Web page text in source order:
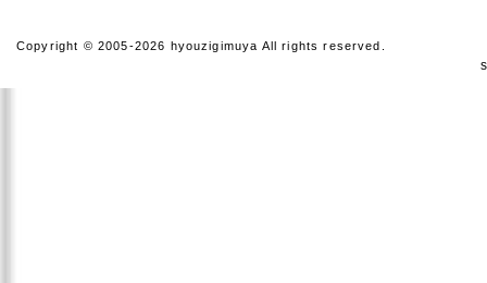
Copyright © 2005-2026 hyouzigimuya All rights reserved.